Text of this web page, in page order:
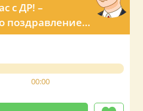
с ДР! –
поздравление
00:00